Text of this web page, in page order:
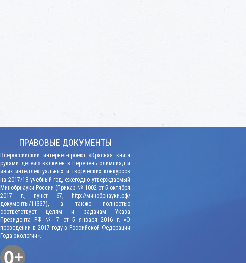
ПРАВОВЫЕ ДОКУМЕНТЫ
Всероссийский интернет-проект «Красная книга
руками детей!» включен в Перечень олимпиад и
иных интеллектуальных и творческих конкурсов
на 2017/18 учебный год, ежегодно утверждаемый
Минобрнауки России (Приказ № 1002 от 5 октября
2017 г., пункт 67, http://минобрнауки.рф/
документы/11337), а также полностью
соответствует целям и задачам Указа
Президента РФ № 7 от 5 января 2016 г. «О
проведении в 2017 году в Российской Федерации
Года экологии».